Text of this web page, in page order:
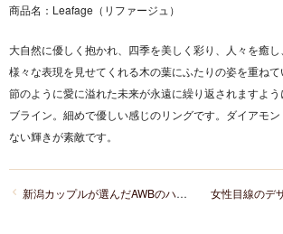
商品名： Leafage（リファージュ）
大自然に優しく抱かれ、四季を美しく彩り、人々を癒
様々な表現を見せてくれる木の葉にふたりの姿を重ね
節のように愛に溢れた未来が永遠に繰り返されますよ
ブライン。細めで優しい感じのリングです。ダイアモ
ない輝きが素敵です。
新潟カップルが選んだAWBのハンマー仕上げアレンジがオシャレすぎる！